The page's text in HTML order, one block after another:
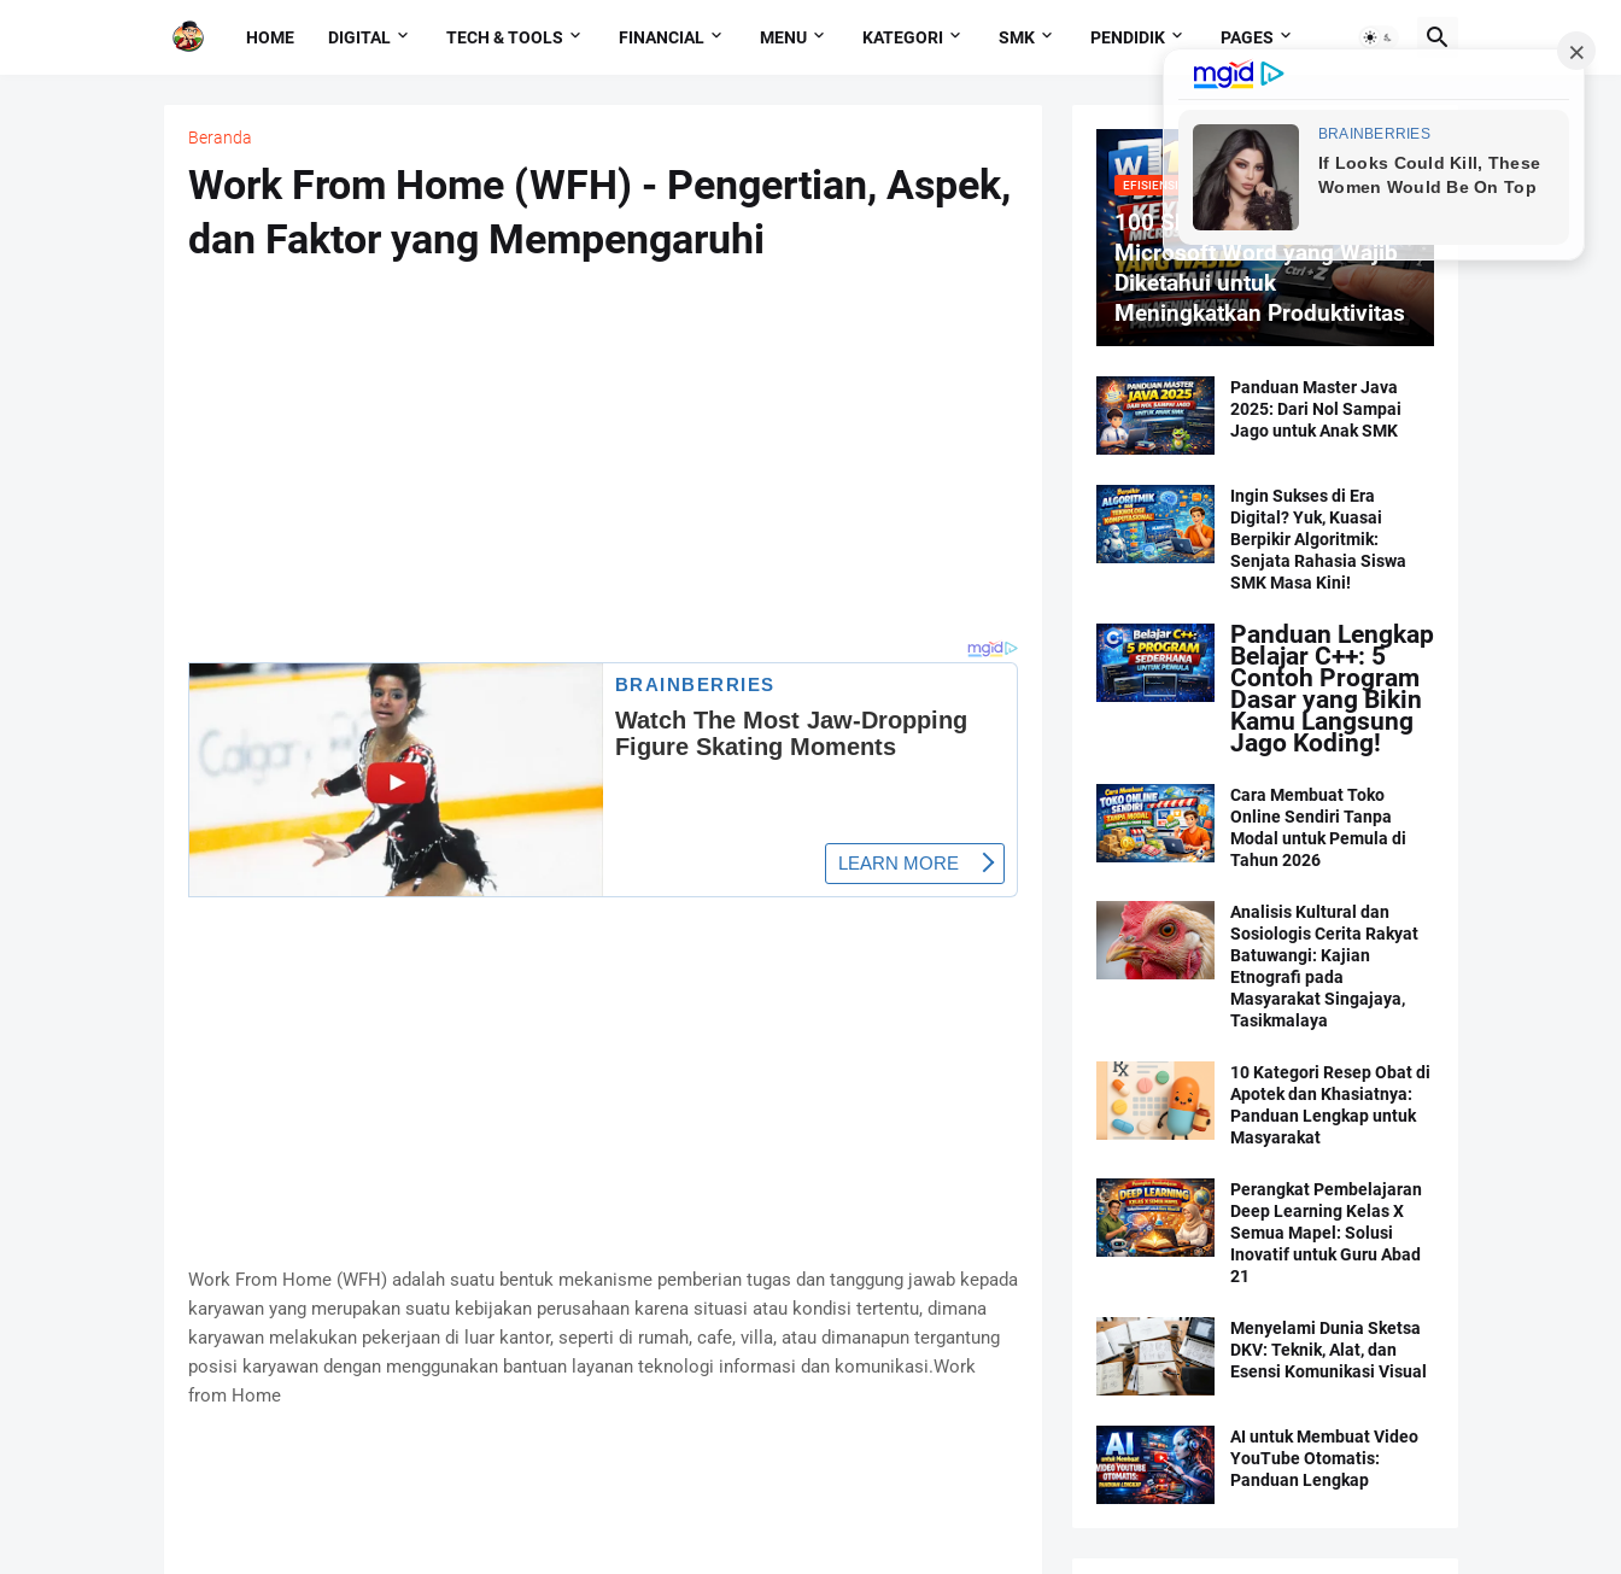
HOME DIGITAL TECH & TOOLS FINANCIAL MENU KATEGORI SMK PENDIDIK PAGES
Beranda
Work From Home (WFH) - Pengertian, Aspek,
dan Faktor yang Mempengaruhi
Work From Home (WFH) adalah suatu bentuk mekanisme pemberian tugas dan tanggung jawab kepada
karyawan yang merupakan suatu kebijakan perusahaan karena situasi atau kondisi tertentu, dimana
karyawan melakukan pekerjaan di luar kantor, seperti di rumah, cafe, villa, atau dimanapun tergantung
posisi karyawan dengan menggunakan bantuan layanan teknologi informasi dan komunikasi.Work
from Home
EFISIENSI MENGETIK
100 Shortcut Keyboard
Microsoft Word yang Wajib
Diketahui untuk
Meningkatkan Produktivitas
Panduan Master Java
2025: Dari Nol Sampai
Jago untuk Anak SMK
Ingin Sukses di Era
Digital? Yuk, Kuasai
Berpikir Algoritmik:
Senjata Rahasia Siswa
SMK Masa Kini!
Panduan Lengkap
Belajar C++: 5
Contoh Program
Dasar yang Bikin
Kamu Langsung
Jago Koding!
Cara Membuat Toko
Online Sendiri Tanpa
Modal untuk Pemula di
Tahun 2026
Analisis Kultural dan
Sosiologis Cerita Rakyat
Batuwangi: Kajian
Etnografi pada
Masyarakat Singajaya,
Tasikmalaya
10 Kategori Resep Obat di
Apotek dan Khasiatnya:
Panduan Lengkap untuk
Masyarakat
Perangkat Pembelajaran
Deep Learning Kelas X
Semua Mapel: Solusi
Inovatif untuk Guru Abad
21
Menyelami Dunia Sketsa
DKV: Teknik, Alat, dan
Esensi Komunikasi Visual
AI untuk Membuat Video
YouTube Otomatis:
Panduan Lengkap